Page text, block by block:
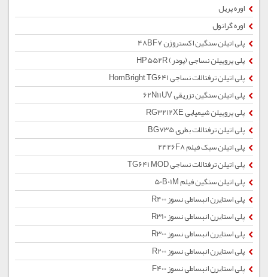
اوره پریل
اوره گرانول
پلی اتیلن سنگین اکستروژن 48BF7
پلی پروپیلن نساجی (پودر) HP552R
پلی اتیلن ترفتالات نساجی HomBright TG641
پلی اتیلن سنگین تزریقی 62N11UV
پلی پروپیلن شیمیایی RG3212XE
پلی اتیلن ترفتالات بطری BG735
پلی اتیلن سبک فیلم 2426F8
پلی اتیلن ترفتالات نساجی TG641 MOD
پلی اتیلن سنگین فیلم 50B01M
پلی استایرن انبساطی نسوز R400
پلی استایرن انبساطی نسوز R310
پلی استایرن انبساطی نسوز R300
پلی استایرن انبساطی نسوز R200
پلی استایرن انبساطی نسوز F400